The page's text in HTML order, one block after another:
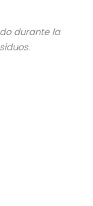
durante la